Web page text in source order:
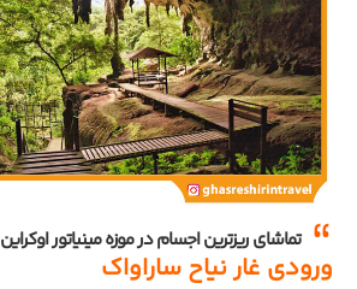
تماشای ریزترین اجسام در موزه مینیاتور اوکراین
ورودی غار نیاح ساراواک